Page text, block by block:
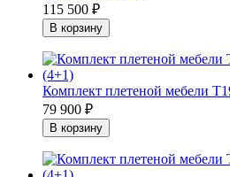
115 500 ₽
Комплект плетеной мебели
79 900 ₽